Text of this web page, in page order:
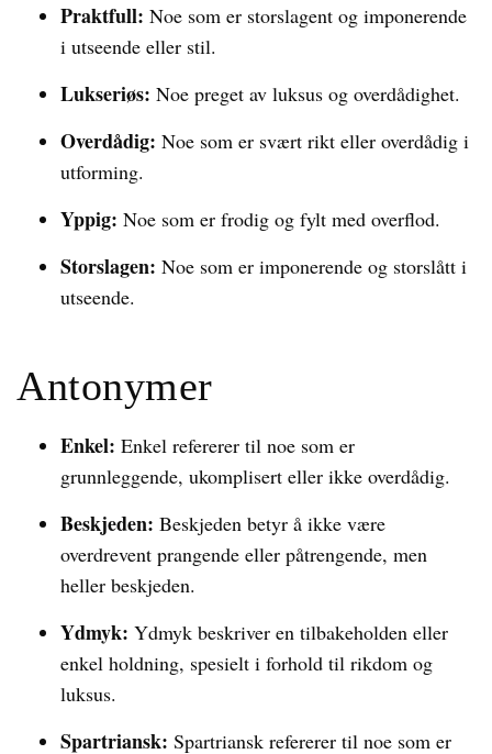
Praktfull: Noe som er storslagent og imponerende
i utseende eller stil.
Lukseriøs: Noe preget av luksus og overdådighet.
Overdådig: Noe som er svært rikt eller overdådig i
utforming.
Yppig: Noe som er frodig og fylt med overflod.
Storslagen: Noe som er imponerende og storslått i
utseende.
Antonymer
Enkel: Enkel refererer til noe som er
grunnleggende, ukomplisert eller ikke overdådig.
Beskjeden: Beskjeden betyr å ikke være
overdrevent prangende eller påtrengende, men
heller beskjeden.
Ydmyk: Ydmyk beskriver en tilbakeholden eller
enkel holdning, spesielt i forhold til rikdom og
luksus.
Spartriansk: Spartriansk refererer til noe som er